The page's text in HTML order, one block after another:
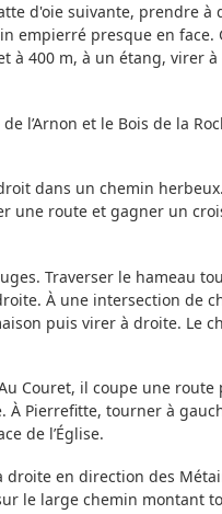
d'oie suivante, prendre à
empierré presque en face.
400 m, à un étang, virer
l’Arnon et le Bois de la
dans un chemin
une route et gagner un
Traverser le hameau
À une intersection de
puis virer à droite. Le
Couret, il coupe une
À Pierrefitte, tourner à
de l’Église.
en direction des
le large chemin montant